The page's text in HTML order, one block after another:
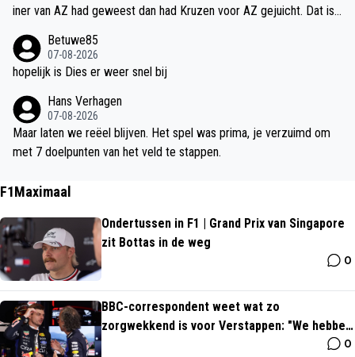
iner van AZ had geweest dan had Kruzen voor AZ gejuicht. Dat is
Betuwe85
07-08-2026
hopelijk is Dies er weer snel bij
Hans Verhagen
07-08-2026
Maar laten we reëel blijven. Het spel was prima, je verzuimd om
met 7 doelpunten van het veld te stappen.
F1Maximaal
Ondertussen in F1 | Grand Prix van Singapore
zit Bottas in de weg
0
BBC-correspondent weet wat zo
zorgwekkend is voor Verstappen: "We hebben
0